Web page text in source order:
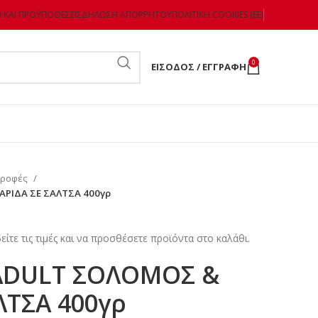
ΚΑΙ ΠΡΟΫΠΟΘΈΣΕΙΣΔΉΛΩΣΗ ΑΠΟΡΡΉΤΟΥΠΟΛΙΤΙΚΉ COOKIES (ΕΕ)
ΕΊΣΟΔΟΣ / ΕΓΓΡΑΦΉ 0
ΣΕ ΣΑΛΤΣΑ 400γρ
τις τιμές και να προσθέσετε προϊόντα στο καλάθι.
ΣΟΛΟΜΟΣ &
400γρ